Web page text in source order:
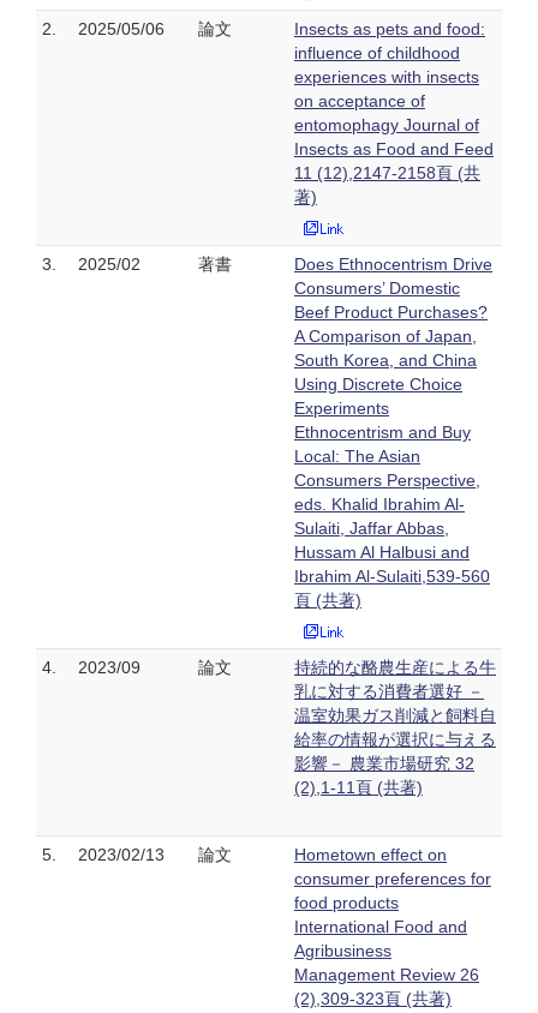
2. 2025/05/06 論文
Insects as pets and food:
influence of childhood
experiences with insects
on acceptance of
entomophagy Journal of
Insects as Food and Feed
11 (12),2147-2158頁 (共
著)
3. 2025/02 著書
Does Ethnocentrism Drive
Consumers’ Domestic
Beef Product Purchases?
A Comparison of Japan,
South Korea, and China
Using Discrete Choice
Experiments
Ethnocentrism and Buy
Local: The Asian
Consumers Perspective,
eds. Khalid Ibrahim Al-
Sulaiti, Jaffar Abbas,
Hussam Al Halbusi and
Ibrahim Al-Sulaiti,539-560
頁 (共著)
4. 2023/09 論文
持続的な酪農生産による牛
乳に対する消費者選好 －
温室効果ガス削減と飼料自
給率の情報が選択に与える
影響－ 農業市場研究 32
(2),1-11頁 (共著)
5. 2023/02/13 論文
Hometown effect on
consumer preferences for
food products
International Food and
Agribusiness
Management Review 26
(2),309-323頁 (共著)